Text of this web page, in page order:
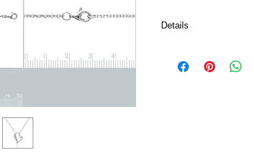
Details
Fermoir mousqueton